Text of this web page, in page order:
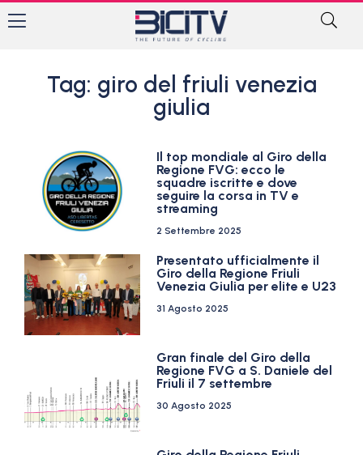
Tag: giro del friuli venezia
giulia
Il top mondiale al Giro della
Regione FVG: ecco le
squadre iscritte e dove
seguire la corsa in TV e
streaming
2 Settembre 2025
Presentato ufficialmente il
Giro della Regione Friuli
Venezia Giulia per elite e U23
31 Agosto 2025
Gran finale del Giro della
Regione FVG a S. Daniele del
Friuli il 7 settembre
30 Agosto 2025